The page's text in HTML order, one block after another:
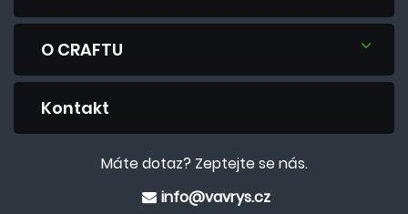
O CRAFTU
Kontakt
Máte dotaz? Zeptejte se nás.
info@vavrys.cz